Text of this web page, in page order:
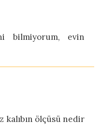
bilmiyorum, evin
kalıbın ölçüsü nedir